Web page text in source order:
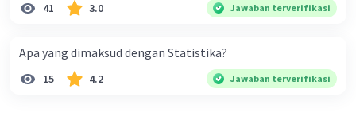
41 3.0 Jawaban terverifikasi
Apa yang dimaksud dengan Statistika?
15 4.2 Jawaban terverifikasi